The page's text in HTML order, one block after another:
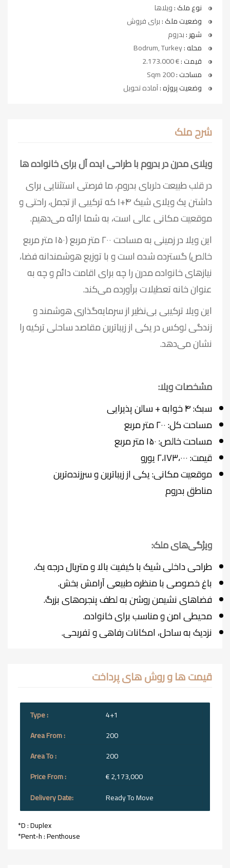
نوع ملک :ویلاها
وضعیت ملک :برای فروش
شهر :بدروم
محله :Bodrum, Turkey
قیمت :€ 2.173.000
مساحت :200 Sqm
وضعیت پروژه :آماده تحویل
شرح ملک
ویلای مدرن در بدروم با طراحی ایده آل برای خانواده ها
در قلب طبیعت دلربای بدروم، ما فرصتی استثنایی برای
داشتن یک ویلای شیک ۴+۱ که ترکیبی از تجمل، راحتی و
موقعیت مکانی عالی است، به شما ارائه می‌دهیم.
این ویلا در زمینی به مساحت ۲۰۰ متر مربع (۱۵۰ متر مربع
خالص) گسترده شده است و با توزیع هوشمندانه فضا،
نیازهای خانواده مدرن را چه برای اقامت دائم و چه به
عنوان خانه تعطیلات برآورده می‌کند.
این ویلا ترکیبی بی‌نظیر از سرمایه‌گذاری هوشمند و
زندگی لوکس در یکی از زیباترین مقاصد ساحلی ترکیه را
نشان می‌دهد.
مشخصات ویلا:
سبک: ۴ خوابه + سالن پذیرایی
مساحت کل: ۲۰۰ متر مربع
مساحت خالص: ۱۵۰ متر مربع
قیمت: ۲،۱۷۳،۰۰۰ یورو
موقعیت مکانی: یکی از زیباترین و سرزنده‌ترین
مناطق بدروم
ویژگی‌های ملک:
طراحی داخلی شیک با کیفیت بالا و متریال درجه یک.
باغ خصوصی با منظره طبیعی آرامش بخش.
فضاهای نشیمن روشن به لطف پنجره‌های بزرگ.
محیطی امن و مناسب برای خانواده.
نزدیک به ساحل، امکانات رفاهی و تفریحی.
قیمت ها و روش های پرداخت
4+1
200
200
€ 2,173,000
Ready To Move
*D : Duplex
*Pent-h : Penthouse